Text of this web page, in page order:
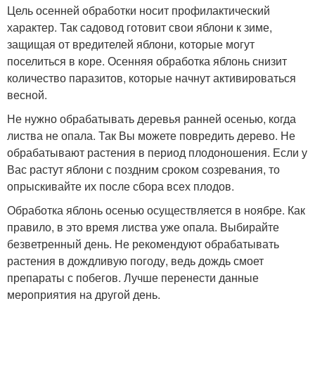
Цель осенней обработки носит профилактический
характер. Так садовод готовит свои яблони к зиме,
защищая от вредителей яблони, которые могут
поселиться в коре. Осенняя обработка яблонь снизит
количество паразитов, которые начнут активироваться
весной.
Не нужно обрабатывать деревья ранней осенью, когда
листва не опала. Так Вы можете повредить дерево. Не
обрабатывают растения в период плодоношения. Если у
Вас растут яблони с поздним сроком созревания, то
опрыскивайте их после сбора всех плодов.
Обработка яблонь осенью осуществляется в ноябре. Как
правило, в это время листва уже опала. Выбирайте
безветренный день. Не рекомендуют обрабатывать
растения в дождливую погоду, ведь дождь смоет
препараты с побегов. Лучше перенести данные
мероприятия на другой день.